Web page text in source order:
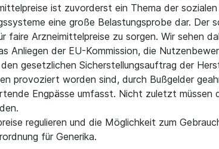
ist zuvorderst ein Thema der
eine große Belastungsprobe dar.
faire Arzneimittelpreise zu sorgen. Wir sehen
Anliegen der EU-Kommission, die
gesetzlichen Sicherstellungsauftrag der
provoziert worden sind, durch Bußgelder
Engpässe umfasst. Nicht zuletzt
regulieren und die Möglichkeit zum
für Generika.